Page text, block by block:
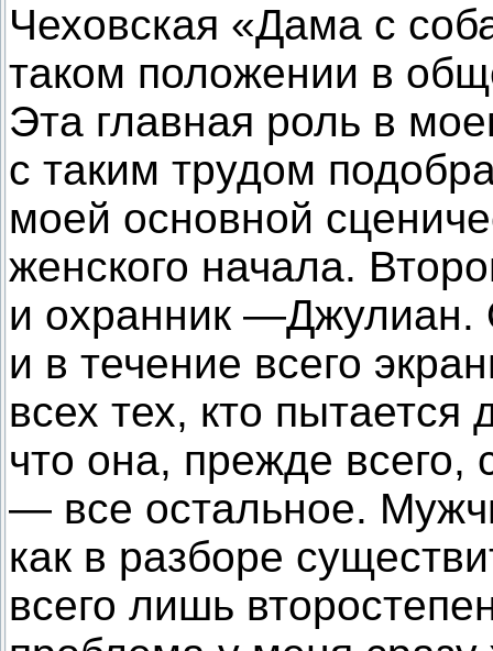
Чеховская «Дама с
таком положении в
Эта главная роль в
с таким трудом
моей основной
женского начала.
и охранник —Джулиан.
и в течение всего
всех тех, кто пытается
что она, прежде
— все остальное.
как в разборе
всего лишь